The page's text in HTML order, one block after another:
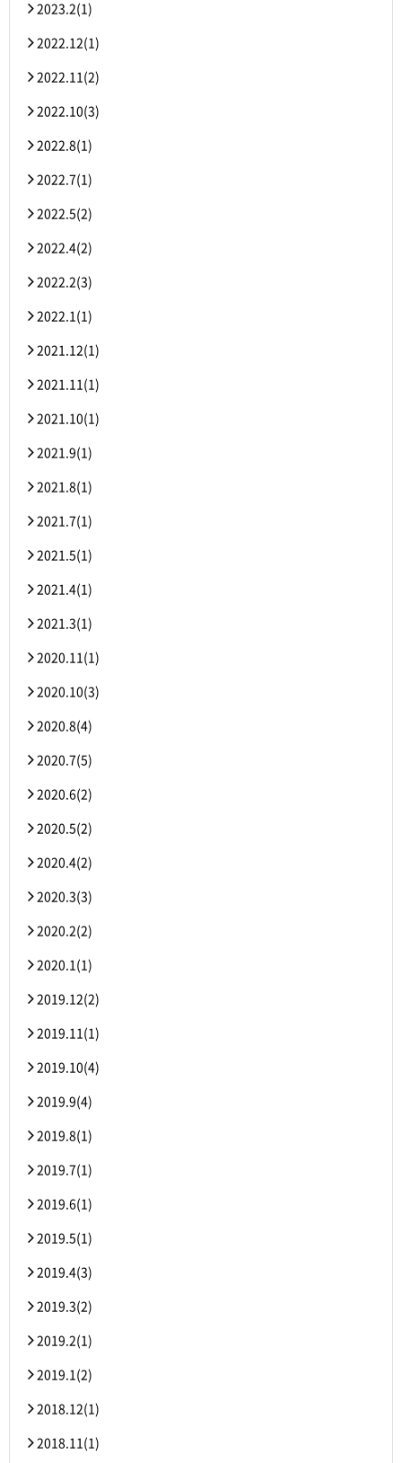
2023.2(1)
2022.12(1)
2022.11(2)
2022.10(3)
2022.8(1)
2022.7(1)
2022.5(2)
2022.4(2)
2022.2(3)
2022.1(1)
2021.12(1)
2021.11(1)
2021.10(1)
2021.9(1)
2021.8(1)
2021.7(1)
2021.5(1)
2021.4(1)
2021.3(1)
2020.11(1)
2020.10(3)
2020.8(4)
2020.7(5)
2020.6(2)
2020.5(2)
2020.4(2)
2020.3(3)
2020.2(2)
2020.1(1)
2019.12(2)
2019.11(1)
2019.10(4)
2019.9(4)
2019.8(1)
2019.7(1)
2019.6(1)
2019.5(1)
2019.4(3)
2019.3(2)
2019.2(1)
2019.1(2)
2018.12(1)
2018.11(1)